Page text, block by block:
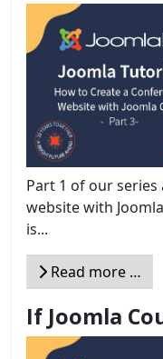
Part 1 of our
website with
is...
Read more …
If Joomla